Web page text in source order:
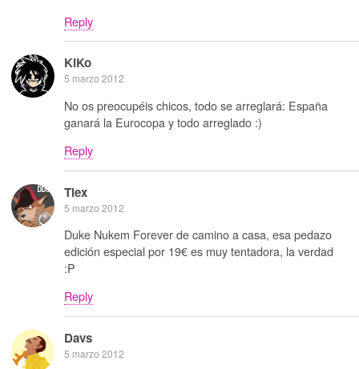
Reply
KiKo
5 marzo 2012
No os preocupéis chicos, todo se arreglará: España
ganará la Eurocopa y todo arreglado :)
Reply
Tiex
5 marzo 2012
Duke Nukem Forever de camino a casa, esa pedazo
edición especial por 19€ es muy tentadora, la verdad
:P
Reply
Davs
5 marzo 2012